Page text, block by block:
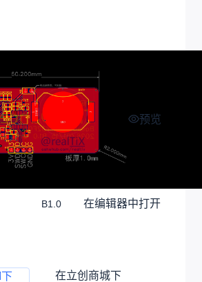
预览
B1.0 在编辑器中打开
在立创商城下